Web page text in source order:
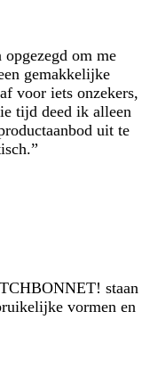
om me
gemakkelijke
voor iets onzekers,
tijd deed ik alleen
uit te
staan
vormen en